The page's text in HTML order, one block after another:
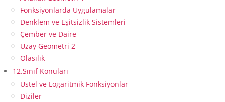
Fonksiyonlarda Uygulamalar
Denklem ve Eşitsizlik Sistemleri
Çember ve Daire
Uzay Geometri 2
Olasılık
12.Sınıf Konuları
Üstel ve Logaritmik Fonksiyonlar
Diziler